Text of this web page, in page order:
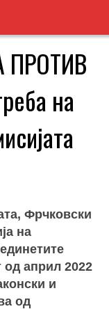
ПРОТИВ
на
Фрчковски
на
април 2022
и
од